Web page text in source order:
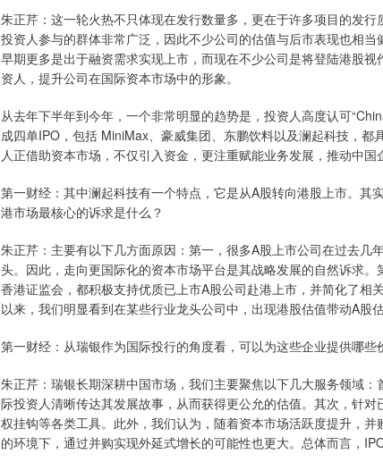
朱正芹：这一轮火热不只体现在发行数量多，更在于许多项目的发
投资人参与的群体非常广泛，因此不少公司的估值与后市表现也相
早期更多是出于融资需求实现上市，而现在不少公司是将登陆港股
资人，提升公司在国际资本市场中的形象。
从去年下半年到今年，一个非常明显的趋势是，投资人高度认可
成四单IPO，包括 MiniMax、豪威集团、东鹏饮料以及澜起科技，
人正借助资本市场，不仅引入资金，更注重赋能业务发展，推动中国
第一财经：其中澜起科技有一个特点，它是从A股转向港股上市。
港市场最核心的诉求是什么？
朱正芹：主要有以下几方面原因：第一，很多A股上市公司在过去
头。因此，走向更国际化的资本市场平台是其战略发展的自然诉求
香港证监会，都积极支持优质已上市A股公司赴港上市，并简化了
以来，我们明显看到在某些行业龙头公司中，出现港股估值带动A股
第一财经：从瑞银作为国际投行的角度看，可以为这些企业提供哪些
朱正芹：瑞银长期深耕中国市场，我们主要聚焦以下几大服务领域
际投资人清晰传达其发展故事，从而获得更公允的估值。其次，针
权挂钩等各类工具。此外，我们认为，随着资本市场活跃度提升，
的环境下，通过并购实现外延式增长的可能性也更大。总体而言，